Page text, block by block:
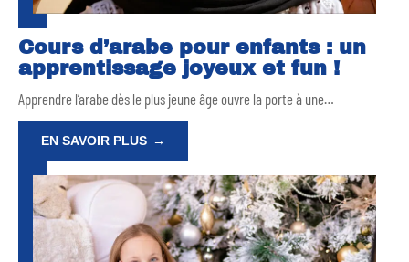
Cours d’arabe pour enfants : un
apprentissage joyeux et fun !
Apprendre l’arabe dès le plus jeune âge ouvre la porte à une…
EN SAVOIR PLUS